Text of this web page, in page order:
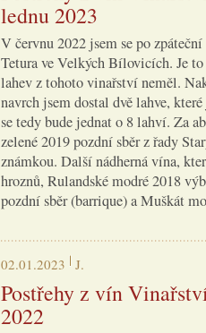
lednu 2023
V červnu 2022 jsem se po
Tetura ve Velkých Bílovicích. Je
lahev z tohoto vinařství neměl.
navrch jsem dostal dvě lahve,
se tedy bude jednat o 8 lahví. Za
zelené 2019 pozdní sběr z řady
známkou. Další nádherná vína,
hroznů, Rulandské modré 2018
pozdní sběr (barrique) a Muškát
02.01.2023 J.
Postřehy z vín
2022